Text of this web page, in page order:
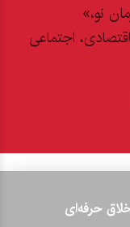
نو،»
اجتماعی
حرفه‌ای